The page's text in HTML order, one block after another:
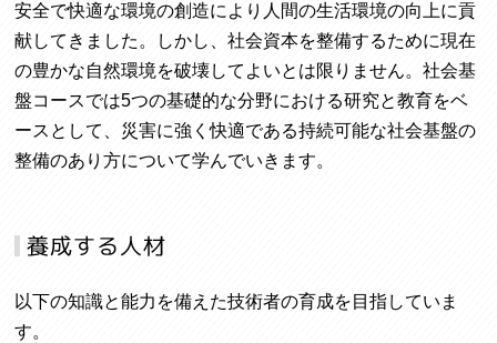
安全で快適な環境の創造により人間の生活環境の向上に貢
献してきました。しかし、社会資本を整備するために現在
の豊かな自然環境を破壊してよいとは限りません。社会基
盤コースでは5つの基礎的な分野における研究と教育をベ
ースとして、災害に強く快適である持続可能な社会基盤の
整備のあり方について学んでいきます。
以下の知識と能力を備えた技術者の育成を目指していま
す。